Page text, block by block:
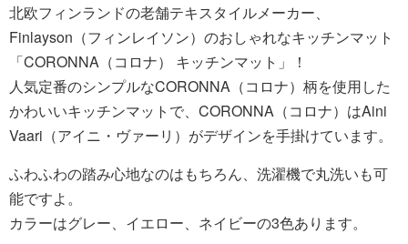
北欧フィンランドの老舗テキスタイルメーカー、
Finlayson（フィンレイソン）のおしゃれなキッチンマット
「CORONNA（コロナ） キッチンマット」！
人気定番のシンプルなCORONNA（コロナ）柄を使用した
かわいいキッチンマットで、CORONNA（コロナ）はAini
Vaari（アイニ・ヴァーリ）がデザインを手掛けています。
ふわふわの踏み心地なのはもちろん、洗濯機で丸洗いも可
能ですよ。
カラーはグレー、イエロー、ネイビーの3色あります。